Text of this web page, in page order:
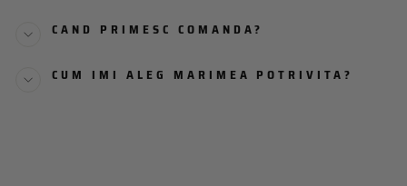
CAND PRIMESC COMANDA?
CUM IMI ALEG MARIMEA POTRIVITA?